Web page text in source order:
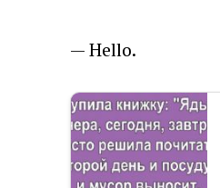
— Hеllo.